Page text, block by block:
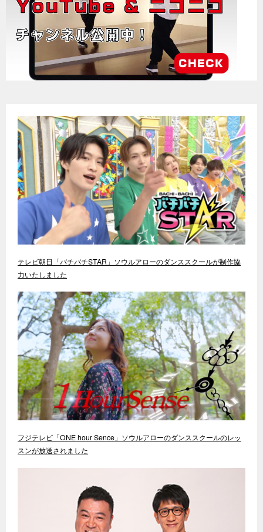
テレビ朝日「バチバチSTAR」ソウルアローのダンススクールが制作協
力いたしました
フジテレビ「ONE hour Sence」ソウルアローのダンススクールのレッ
スンが放送されました